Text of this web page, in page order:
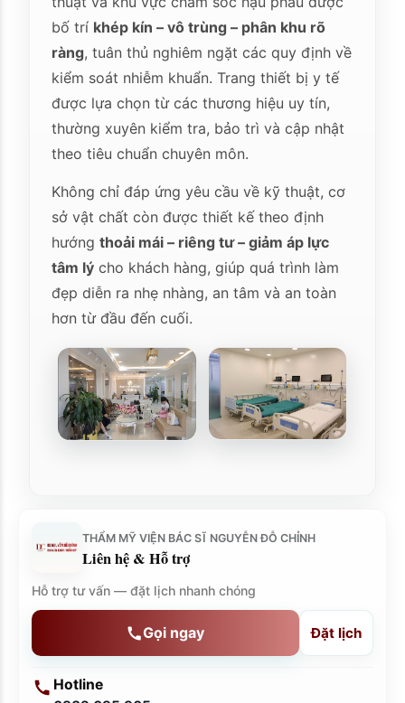
bố trí khép kín – vô trùng – phân khu rõ
ràng, tuân thủ nghiêm ngặt các quy định về
kiểm soát nhiễm khuẩn. Trang thiết bị y tế
được lựa chọn từ các thương hiệu uy tín,
thường xuyên kiểm tra, bảo trì và cập nhật
theo tiêu chuẩn chuyên môn.
Không chỉ đáp ứng yêu cầu về kỹ thuật, cơ
sở vật chất còn được thiết kế theo định
hướngthoải mái – riêng tư – giảm áp lực
tâm lý cho khách hàng, giúp quá trình làm
đẹp diễn ra nhẹ nhàng, an tâm và an toàn
hơn từ đầu đến cuối.
THẨM MỸ VIỆN BÁC SĨ NGUYỄN ĐỖ CHỈNH
Liên hệ & Hỗ trợ
Hỗ trợ tư vấn — đặt lịch nhanh chóng
Gọi ngay Đặt lịch
Hotline